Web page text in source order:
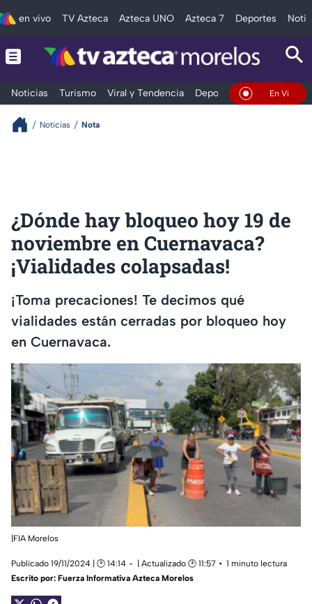
en vivo TV Azteca Azteca UNO Azteca 7 Deportes
Noticias Turismo Viral y Tendencia Deportes Espectáculos
En Vivo
Noticias Nota
¿Dónde hay bloqueo hoy 19 de
noviembre en Cuernavaca?
¡Vialidades colapsadas!
¡Toma precaciones! Te decimos qué
vialidades están cerradas por bloqueo hoy
en Cuernavaca.
|FIA Morelos
Publicado 19/11/2024 | 🕑 14:14 | Actualizado 🕑 11:57
1 minuto lectura
Escrito por: Fuerza Informativa Azteca Morelos